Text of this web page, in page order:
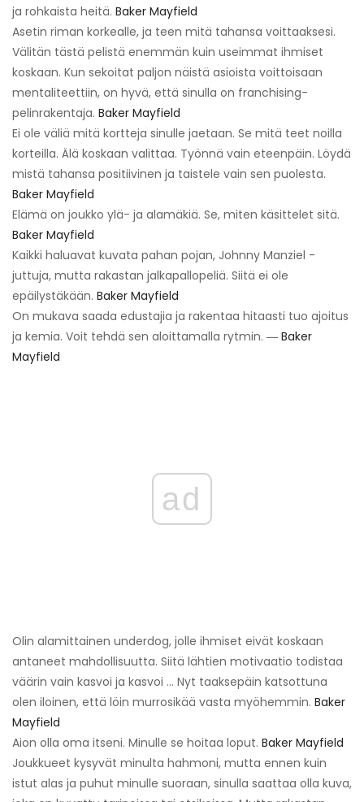
ja rohkaista heitä. Baker Mayfield
Asetin riman korkealle, ja teen mitä tahansa voittaaksesi.
Välitän tästä pelistä enemmän kuin useimmat ihmiset
koskaan. Kun sekoitat paljon näistä asioista voittoisaan
mentaliteettiin, on hyvä, että sinulla on franchising-
pelinrakentaja. Baker Mayfield
Ei ole väliä mitä kortteja sinulle jaetaan. Se mitä teet noilla
korteilla. Älä koskaan valittaa. Työnnä vain eteenpäin. Löydä
mistä tahansa positiivinen ja taistele vain sen puolesta.
Baker Mayfield
Elämä on joukko ylä- ja alamäkiä. Se, miten käsittelet sitä.
Baker Mayfield
Kaikki haluavat kuvata pahan pojan, Johnny Manziel -
juttuja, mutta rakastan jalkapallopeliä. Siitä ei ole
epäilystäkään. Baker Mayfield
On mukava saada edustajia ja rakentaa hitaasti tuo ajoitus
ja kemia. Voit tehdä sen aloittamalla rytmin. ― Baker
Mayfield
ad
Olin alamittainen underdog, jolle ihmiset eivät koskaan
antaneet mahdollisuutta. Siitä lähtien motivaatio todistaa
väärin vain kasvoi ja kasvoi ... Nyt taaksepäin katsottuna
olen iloinen, että löin murrosikää vasta myöhemmin. Baker
Mayfield
Aion olla oma itseni. Minulle se hoitaa loput. Baker Mayfield
Joukkueet kysyvät minulta hahmoni, mutta ennen kuin
istut alas ja puhut minulle suoraan, sinulla saattaa olla kuva,